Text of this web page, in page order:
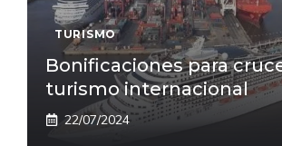
TURISMO
Bonificaciones para
turismo internacional
22/07/2024